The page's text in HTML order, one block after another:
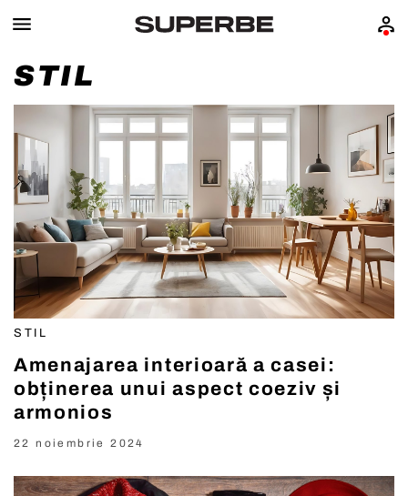
STIL
STIL
Amenajarea interioară a casei:
obținerea unui aspect coeziv și
armonios
22 noiembrie 2024